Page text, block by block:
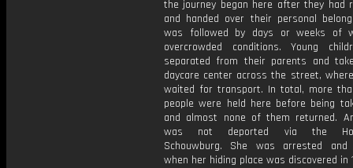
the journey began here after they had
and handed over their personal
was followed by days or weeks of
overcrowded conditions. Young
separated from their parents and
daycare center across the street,
waited for transport. In total, more
people were held here before being
and almost none of them returned.
was not deported via the
Schouwburg. She was arrested and
when her hiding place was discovered in